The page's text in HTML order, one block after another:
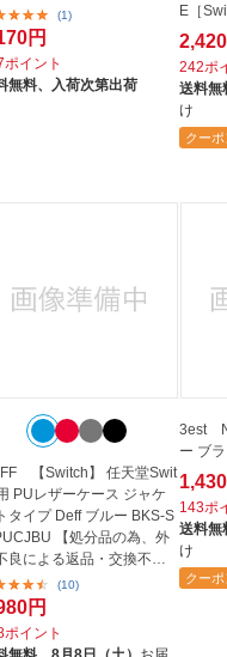
(1)
円
ポイント
無料、 入荷次第出荷
E［
E
242ポ
送料無
け
クーポ
【Switch】 任天堂Swit
PUレザーケース ジャケ
タイプ Deff ブルー BKS-S
【処分品の為、外
良による返品・交換不
(10)
円
ポイント
3est
ー ブ
143ポ
送料無
け
クーポ